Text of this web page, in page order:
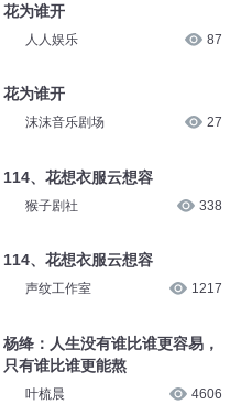
花为谁开
人人娱乐 87
花为谁开
沫沫音乐剧场 27
114、花想衣服云想容
猴子剧社 338
114、花想衣服云想容
声纹工作室 1217
杨绛：人生没有谁比谁更容易，
只有谁比谁更能熬
叶梳晨 4606